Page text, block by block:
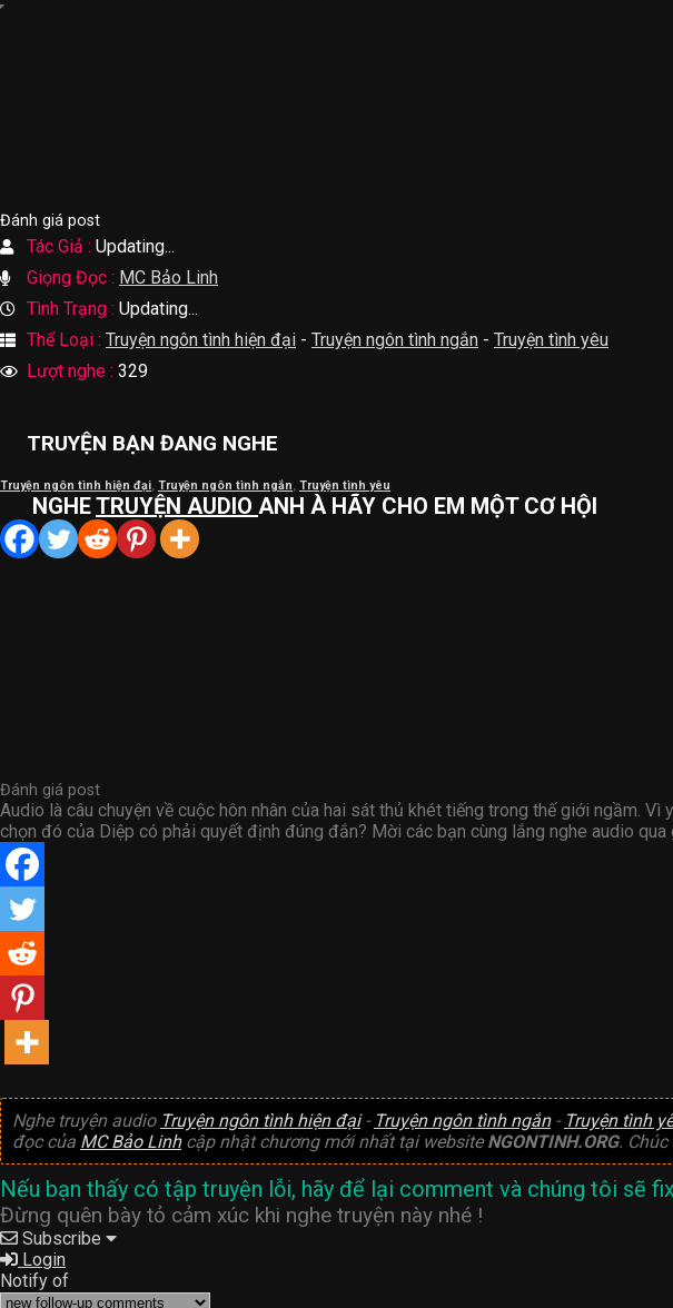
Đánh giá post
Tác Giả : Updating...
Giọng Đọc : MC Bảo Linh
Tình Trạng : Updating...
Thể Loại : Truyện ngôn tình hiện đại - Truyện ngôn tình ngắn - Truyện tình yêu
Lượt nghe : 329
TRUYỆN BẠN ĐANG NGHE
Truyện ngôn tình hiện đại, Truyện ngôn tình ngắn, Truyện tình yêu
NGHETRUYỆN AUDIO ANH À HÃY CHO EM MỘT CƠ HỘI
Đánh giá post
Audio là câu chuyện về cuộc hôn nhân của hai sát thủ khét tiếng trong thế giới ngầm.
chọn đó của Diệp có phải quyết định đúng đắn? Mời các bạn cùng lắng nghe audio
Nghe truyện audio Truyện ngôn tình hiện đại- Truyện ngôn tình ngắn- Truyện tình
đọc của MC Bảo Linhcập nhật chương mới nhất tại website NGONTINH.ORG. Chúc
Nếu bạn thấy có tập truyện lỗi, hãy để lại comment và chúng tôi sẽ
Đừng quên bày tỏ cảm xúc khi nghe truyện này nhé !
Subscribe
Login
Notify of